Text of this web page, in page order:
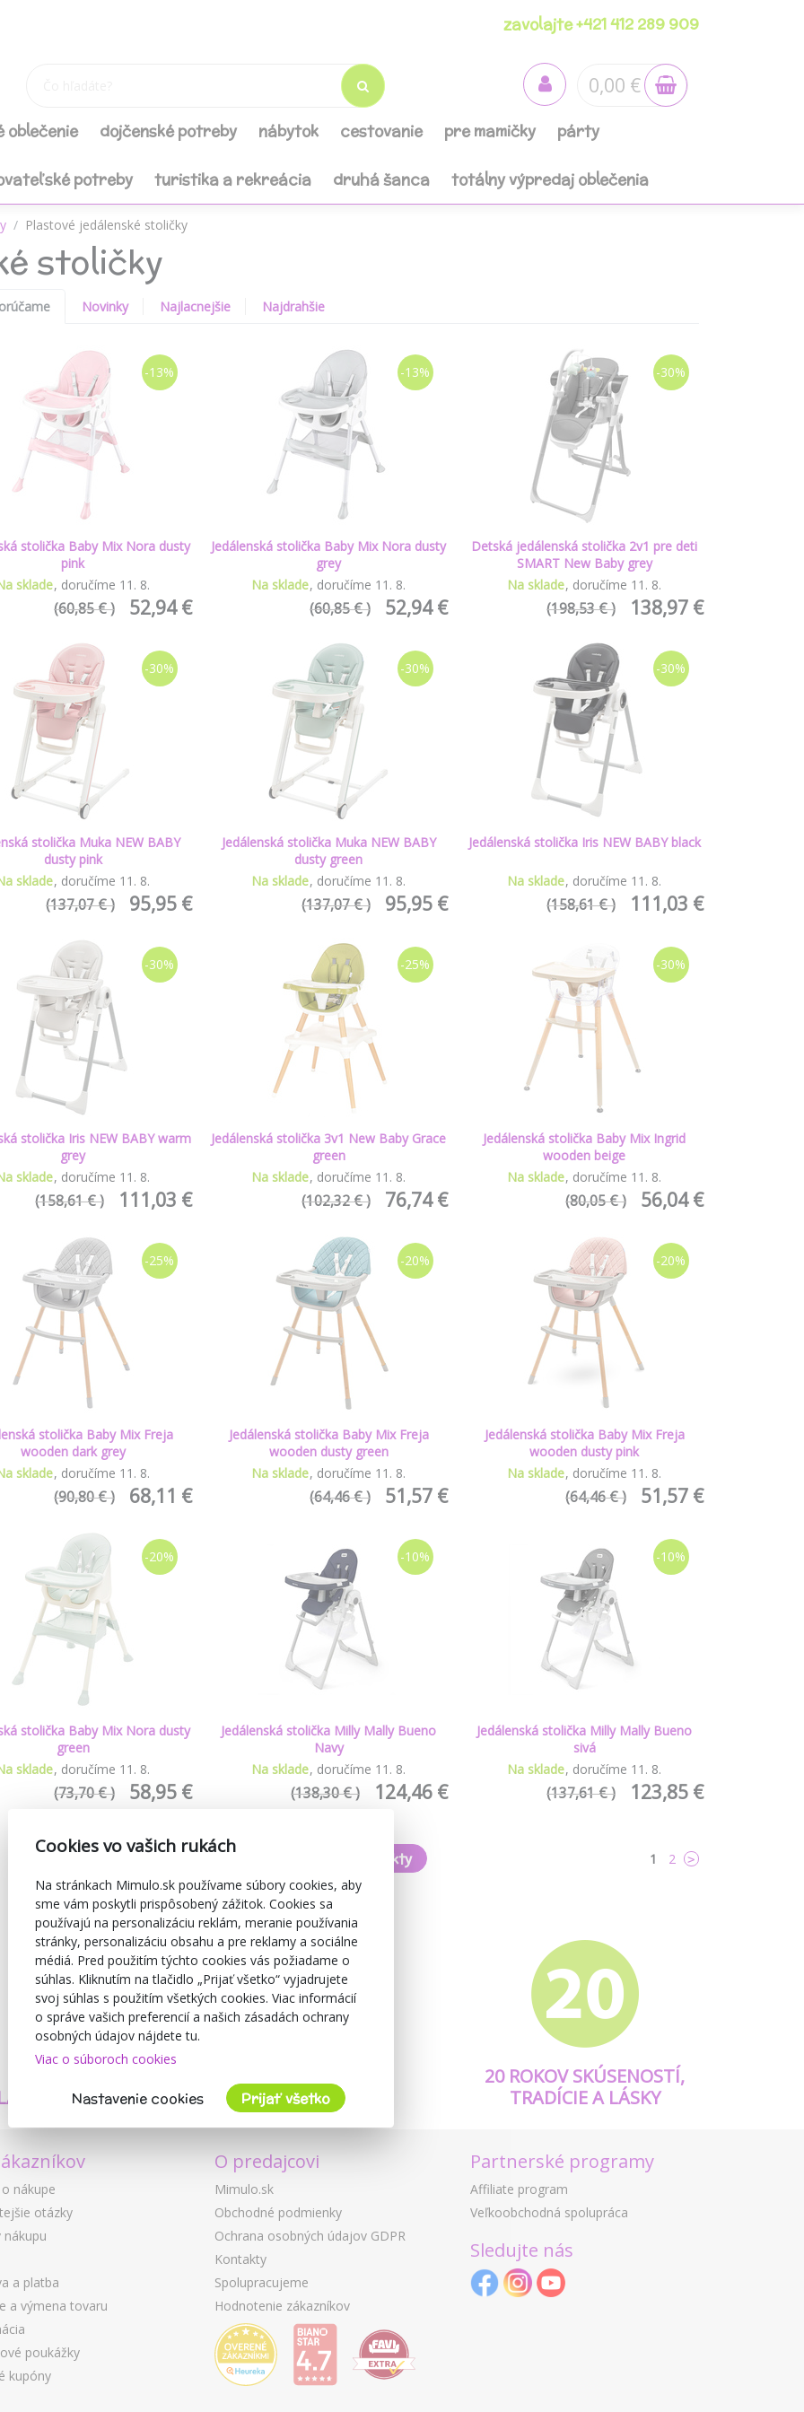
zavolajte +421 412 289 909
0,00 €
oblečenie dojčenské potreby nábytok cestovanie pre mamičky párty
potreby turistika a rekreácia druhá šanca totálny výpredaj oblečenia
Plastové jedálenské stoličky
stoličky
Novinky Najlacnejšie Najdrahšie
-13%
stolička Baby Mix Nora dusty
pink
sklade doručíme 11 . 8.
52,94 €
(60,85 € )
-13%
Jedálenská stolička Baby Mix Nora dusty
grey
Na sklade doručíme 11 . 8.
52,94 €
(60,85 € )
-30%
Detská jedálenská stolička 2v1 pre deti
SMART New Baby grey
Na sklade doručíme 11 . 8.
138,97 €
(198,53 € )
-30%
stolička Muka NEW BABY
dusty pink
sklade doručíme 11 . 8.
95,95 €
(137,07 € )
-30%
Jedálenská stolička Muka NEW BABY
dusty green
Na sklade doručíme 11 . 8.
95,95 €
(137,07 € )
-30%
Jedálenská stolička Iris NEW BABY black
Na sklade doručíme 11 . 8.
111,03 €
(158,61 € )
-30%
stolička Iris NEW BABY warm
grey
sklade doručíme 11 . 8.
111,03 €
(158,61 € )
-25%
Jedálenská stolička 3v1 New Baby Grace
green
Na sklade doručíme 11 . 8.
76,74 €
(102,32 € )
-30%
Jedálenská stolička Baby Mix Ingrid
wooden beige
Na sklade doručíme 11 . 8.
56,04 €
(80,05 € )
-25%
stolička Baby Mix Freja
wooden dark grey
sklade doručíme 11 . 8.
68,11 €
(90,80 € )
-20%
Jedálenská stolička Baby Mix Freja
wooden dusty green
Na sklade doručíme 11 . 8.
51,57 €
(64,46 € )
-20%
Jedálenská stolička Baby Mix Freja
wooden dusty pink
Na sklade doručíme 11 . 8.
51,57 €
(64,46 € )
-20%
stolička Baby Mix Nora dusty
green
sklade doručíme 11 . 8.
58,95 €
(73,70 € )
-10%
Jedálenská stolička Milly Mally Bueno
Navy
Na sklade doručíme 11 . 8.
124,46 €
(138,30 € )
-10%
Jedálenská stolička Milly Mally Bueno
sivá
Na sklade doručíme 11 . 8.
123,85 €
(137,61 € )
Načítať ďalšie produkty 1 2 >
PRODUKTY
A KVALITA
20 ROKOV SKÚSENOSTÍ,
TRADÍCIE A LÁSKY
nákupe
otázky
nákupu
a platba
a výmena tovaru
poukážky
kupóny
O predajcovi
Mimulo.sk
Obchodné podmienky
Ochrana osobných údajov GDPR
Kontakty
Spolupracujeme
Hodnotenie zákazníkov
Partnerské programy
Affiliate program
Veľkoobchodná spolupráca
Sledujte nás
Cookies vo vašich rukách
Na stránkach Mimulo.sk používame súbory cookies, aby
sme vám poskytli prispôsobený zážitok. Cookies sa
používajú na personalizáciu reklám, meranie používania
stránky, personalizáciu obsahu a pre reklamy a sociálne
médiá. Pred použitím týchto cookies vás požiadame o
súhlas. Kliknutím na tlačidlo „Prijať všetko“ vyjadrujete
svoj súhlas s použitím všetkých cookies. Viac informácií
o správe vašich preferencií a našich zásadách ochrany
osobných údajov nájdete tu.
Viac o súboroch cookies
Nastavenie cookies Prijať všetko